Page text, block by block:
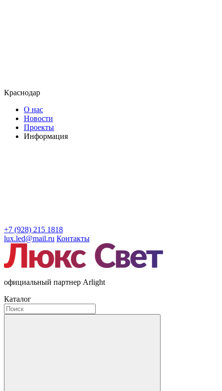
Краснодар
О нас
Новости
Проекты
Информация
+7 (928) 215 1818
lux.led@mail.ru Контакты
официальный партнер Arlight
Каталог